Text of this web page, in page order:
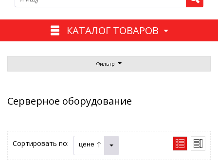
КАТАЛОГ ТОВАРОВ
Фильтр
Серверное оборудование
Сортировать по: цене ↑